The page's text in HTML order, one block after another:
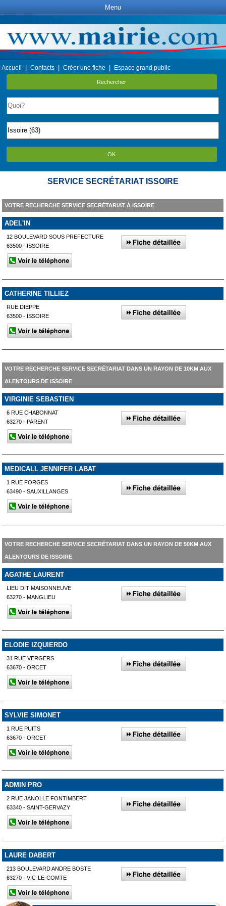
Menu
Accueil Contacts Créer une fiche Espace grand public
Rechercher
OK
SERVICE SECRÉTARIAT ISSOIRE
VOTRE RECHERCHE SERVICE SECRÉTARIAT À ISSOIRE
ADEL'IN
12 BOULEVARD SOUS PREFECTURE
63500 - ISSOIRE
CATHERINE TILLIEZ
RUE DIEPPE
63500 - ISSOIRE
VOTRE RECHERCHE SERVICE SECRÉTARIAT DANS UN RAYON DE 10KM AUX
ALENTOURS DE ISSOIRE
VIRGINIE SEBASTIEN
6 RUE CHABONNAT
63270 - PARENT
MEDICALL JENNIFER LABAT
1 RUE FORGES
63490 - SAUXILLANGES
VOTRE RECHERCHE SERVICE SECRÉTARIAT DANS UN RAYON DE 50KM AUX
ALENTOURS DE ISSOIRE
AGATHE LAURENT
LIEU DIT MAISONNEUVE
63270 - MANGLIEU
ELODIE IZQUIERDO
31 RUE VERGERS
63670 - ORCET
SYLVIE SIMONET
1 RUE PUITS
63670 - ORCET
ADMIN PRO
2 RUE JANOLLE FONTIMBERT
63340 - SAINT-GERVAZY
LAURE DABERT
213 BOULEVARD ANDRE BOSTE
63270 - VIC-LE-COMTE